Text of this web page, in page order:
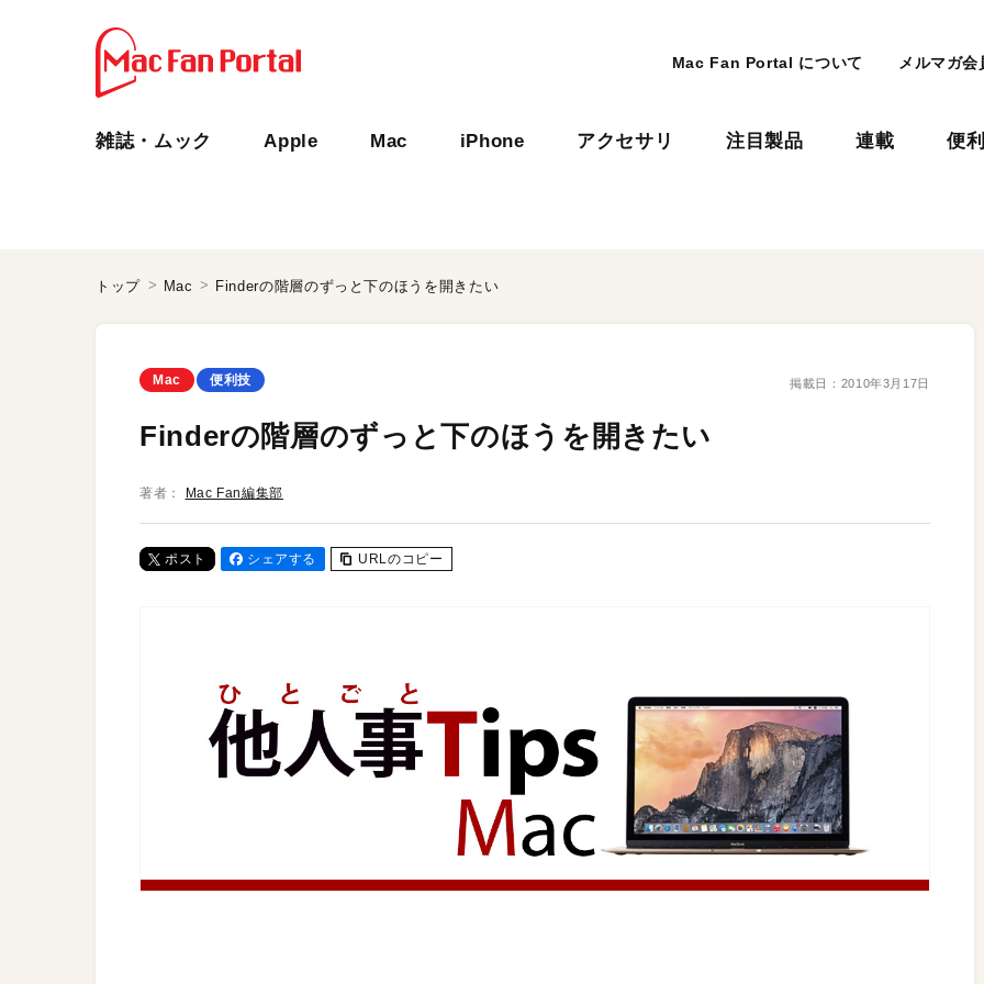
Mac Fan Portal について メルマガ会
雑誌・ムック Apple Mac iPhone アクセサリ 注目製品 連載 便
トップ Mac Finderの階層のずっと下のほうを開きたい
Mac 便利技 掲載日： 2010年3月17日
Finderの階層のずっと下のほうを開きたい
著者： Mac Fan編集部
ポスト シェアする URLのコピー